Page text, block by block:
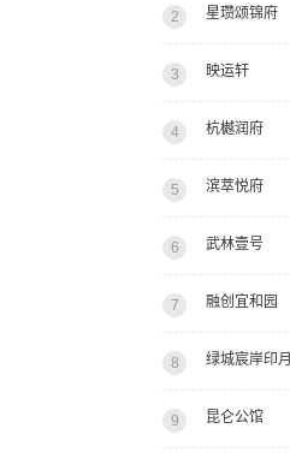
2 星瓒颂锦府
3 映运轩
4 杭樾润府
5 滨萃悦府
6 武林壹号
7 融创宜和园
8 绿城宸岸印月
9 昆仑公馆